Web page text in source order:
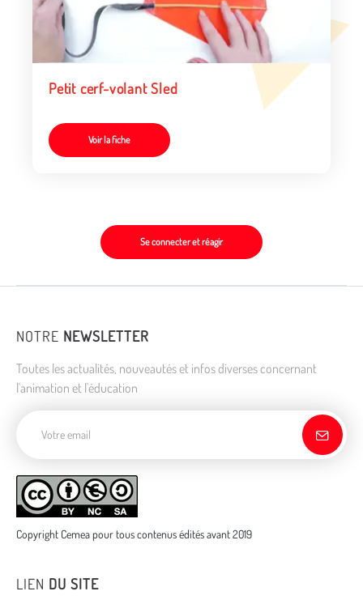
Petit cerf-volant Sled
Voir la fiche
Se connecter et réagir
NOTRE NEWSLETTER
Toutes les actualités, nouveautés et infos diverses concernant
l'animation et l'éducation
Copyright Cemea pour tous contenus édités avant 2019
LIEN DU SITE